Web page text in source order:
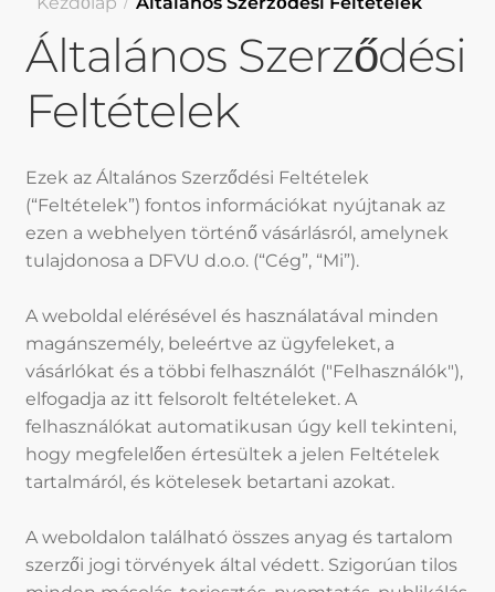
Általános Szerződési
Feltételek
Ezek az Általános Szerződési Feltételek
(“Feltételek”) fontos információkat nyújtanak az
ezen a webhelyen történő vásárlásról, amelynek
tulajdonosa a DFVU d.o.o. (“Cég”, “Mi”).
A weboldal elérésével és használatával minden
magánszemély, beleértve az ügyfeleket, a
vásárlókat és a többi felhasználót ("Felhasználók"),
elfogadja az itt felsorolt feltételeket. A
felhasználókat automatikusan úgy kell tekinteni,
hogy megfelelően értesültek a jelen Feltételek
tartalmáról, és kötelesek betartani azokat.
A weboldalon található összes anyag és tartalom
szerzői jogi törvények által védett. Szigorúan tilos